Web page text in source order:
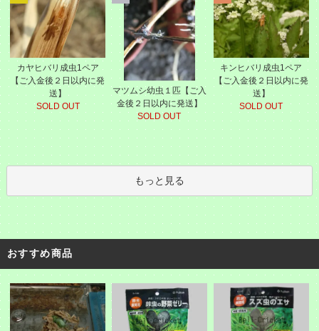
カヤヒバリ成虫1ペア
【ご入金後２日以内に発
送】
SOLD OUT
マツムシ幼虫１匹【ご入
金後２日以内に発送】
SOLD OUT
キンヒバリ成虫1ペア
【ご入金後２日以内に発
送】
SOLD OUT
もっと見る
おすすめ商品